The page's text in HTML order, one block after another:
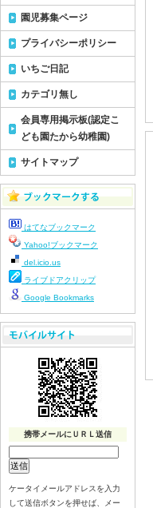
園児募集ページ
プライバシーポリシー
いちご日記
カテゴリ無し
会員専用掲示板(認定こ
ども園たから幼稚園)
サイトマップ
はてなブックマーク
Yahoo!ブックマーク
del.icio.us
ライブドアクリップ
Google Bookmarks
携帯メールにＵＲＬ送信
ケータイメールアドレスを入力
して送信ボタンを押せば、メー